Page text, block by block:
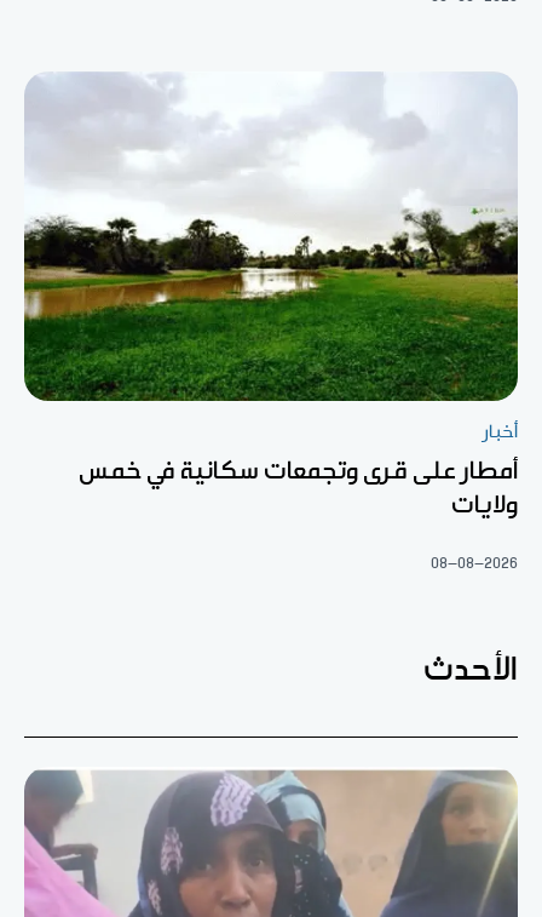
أخبار
أمطار على قرى وتجمعات سكانية في خمس
ولايات
08-08-2026
الأحدث